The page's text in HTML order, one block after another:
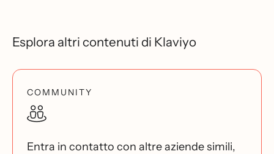
Esplora altri contenuti di Klaviyo
COMMUNITY
Entra in contatto con altre aziende simili,